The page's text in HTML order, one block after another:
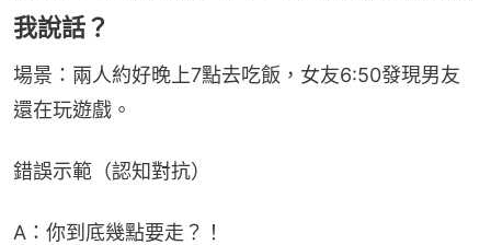
我說話？
場景：兩人約好晚上7點去吃飯，女友6:50發現男友
還在玩遊戲。
錯誤示範（認知對抗）
A：你到底幾點要走？！